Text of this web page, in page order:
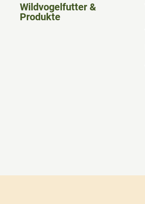
Wildvogelfutter &
Produkte